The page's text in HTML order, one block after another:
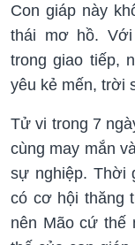
Con giáp này
thái mơ hồ.
trong giao tiếp,
yêu kẻ mến, trời
Tử vi trong 7
cùng may mắn
sự nghiệp. Thời
có cơ hội thăng
nên Mão cứ thế